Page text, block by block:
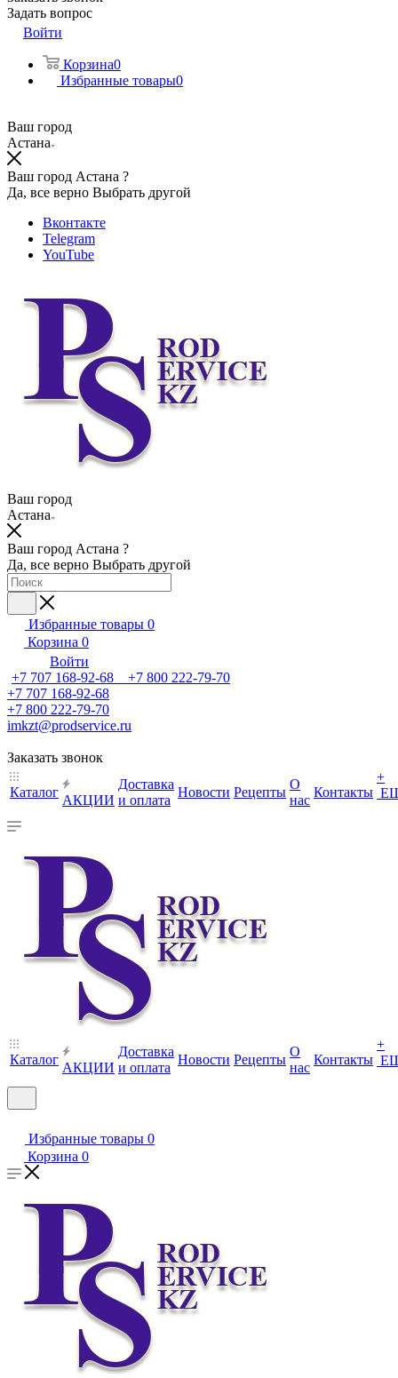
Задать вопрос
Войти
Корзина0
Избранные товары0
Ваш город
Астана
Ваш город Астана ?
Да, все верно Выбрать другой
Вконтакте
Telegram
YouTube
Ваш город
Астана
Ваш город Астана ?
Да, все верно Выбрать другой
Избранные товары 0
Корзина 0
Войти
+7 707 168-92-68 +7 800 222-79-70
+7 707 168-92-68
+7 800 222-79-70
imkzt@prodservice.ru
Заказать звонок
Каталог
АКЦИИ
Доставка
и оплата
Новости Рецепты
О
нас
Контакты
+
Каталог
АКЦИИ
Доставка
и оплата
Новости Рецепты
О
нас
Контакты
+
Избранные товары 0
Корзина 0